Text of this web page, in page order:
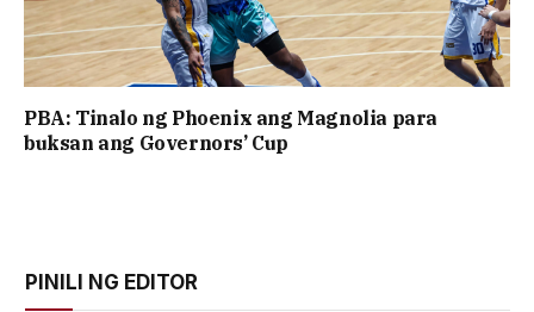
PBA: Tinalo ng Phoenix ang Magnolia para
buksan ang Governors’ Cup
PINILI NG EDITOR